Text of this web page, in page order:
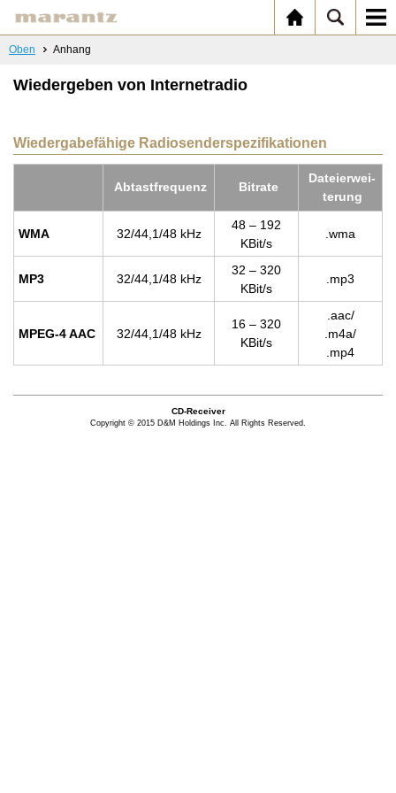
Oben Anhang
Wiedergeben von Internetradio
Wiedergabefähige Radiosenderspezifikationen
Ab­tast­fre­quenz Bitra­te
Da­tei­er­wei­
te­rung
WMA 32/44,1/48 kHz
48 – 192
KBit/s
.wma
MP3 32/44,1/48 kHz
32 – 320
KBit/s
.mp3
MPEG-4 AAC 32/44,1/48 kHz
16 – 320
KBit/s
.aac/
.m4a/
.mp4
CD-Receiver
Copyright © 2015 D&M Holdings Inc. All Rights Reserved.